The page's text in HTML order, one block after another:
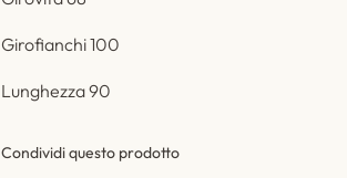
Girofianchi 100
Lunghezza 90
Condividi questo prodotto